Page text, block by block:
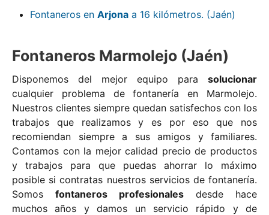
Fontaneros en Arjona a 16 kilómetros. (Jaén)
Fontaneros Marmolejo (Jaén)
Disponemos del mejor equipo para solucionar
cualquier problema de fontanería en Marmolejo.
Nuestros clientes siempre quedan satisfechos con los
trabajos que realizamos y es por eso que nos
recomiendan siempre a sus amigos y familiares.
Contamos con la mejor calidad precio de productos
y trabajos para que puedas ahorrar lo máximo
posible si contratas nuestros servicios de fontanería.
Somos fontaneros profesionales desde hace
muchos años y damos un servicio rápido y de